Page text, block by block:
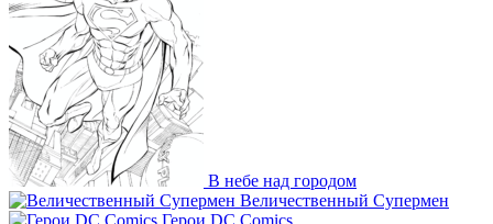
В небе над городом
Величественный Супермен
Герои DC Comics